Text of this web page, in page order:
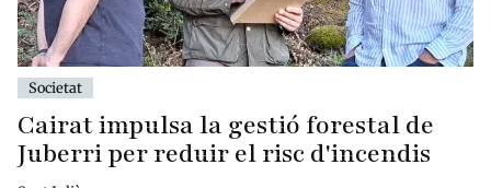
Societat
Cairat impulsa la gestió forestal de
Juberri per reduir el risc d'incendis